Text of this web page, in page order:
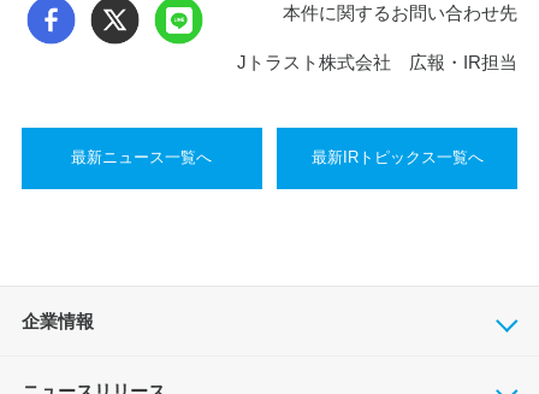
本件に関するお問い合わせ先
Jトラスト株式会社 広報・IR担当
最新ニュース一覧へ 最新IRトピックス一覧へ
企業情報